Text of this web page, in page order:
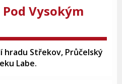
Vysokým
Střekov, Průčelský
Labe.